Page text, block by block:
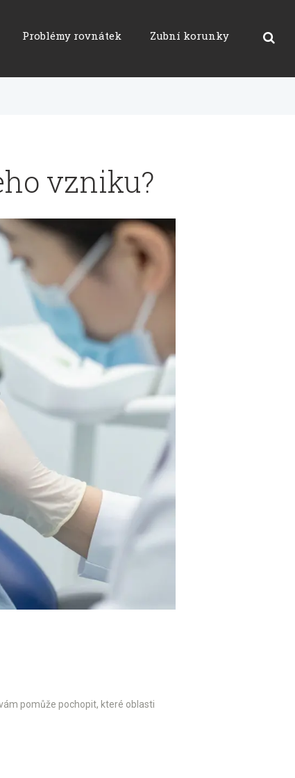
Problémy rovnátek Zubní korunky
vzniku?
pomůže pochopit, které oblasti